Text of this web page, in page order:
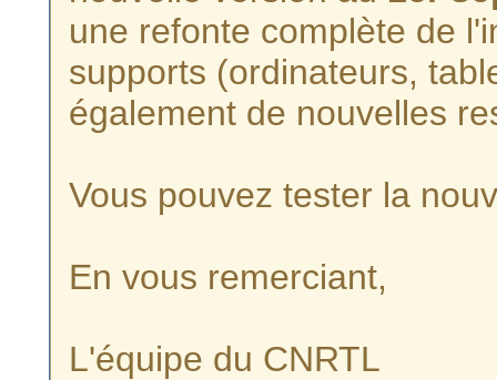
une refonte complète de
supports (ordinateurs,
également de nouvelles
Vous pouvez tester la
En vous remerciant,
L'équipe du CNRTL